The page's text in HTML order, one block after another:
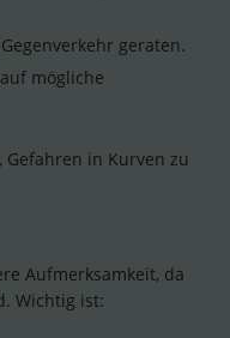
geraten.
mögliche
in Kurven zu
Aufmerksamkeit, da
Wichtig ist: